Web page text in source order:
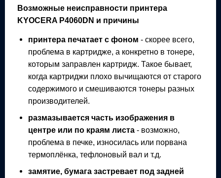
Возможные неисправности принтера
KYOCERA P4060DN и причины
принтера печатает с фоном - скорее всего,
проблема в картридже, а конкретно в тонере,
которым заправлен картридж. Такое бывает,
когда картриджи плохо вычищаются от старого
содержимого и смешиваются тонеры разных
производителей.
размазывается часть изображения в
центре или по краям листа - возможно,
проблема в печке, износилась или порвана
термоплёнка, тефлоновый вал и т.д.
замятие, бумага застревает под задней